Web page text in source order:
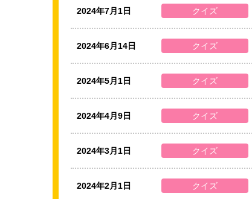
2024年7月1日 クイズ
2024年6月14日 クイズ
2024年5月1日 クイズ
2024年4月9日 クイズ
2024年3月1日 クイズ
2024年2月1日 クイズ